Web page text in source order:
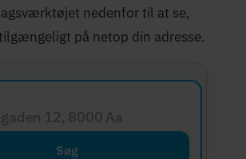
nedenfor til at se,
på netop din adresse.
12, 8000 Aarhus C
Søg